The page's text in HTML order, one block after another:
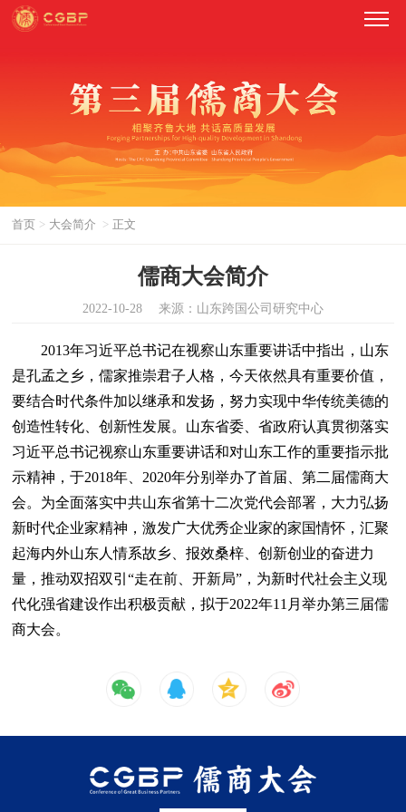
首页 > 大会简介 > 正文
儒商大会简介
2022-10-28 来源：山东跨国公司研究中心
2013年习近平总书记在视察山东重要讲话中指出，山东
是孔孟之乡，儒家推崇君子人格，今天依然具有重要价值，
要结合时代条件加以继承和发扬，努力实现中华传统美德的
创造性转化、创新性发展。山东省委、省政府认真贯彻落实
习近平总书记视察山东重要讲话和对山东工作的重要指示批
示精神，于2018年、2020年分别举办了首届、第二届儒商大
会。为全面落实中共山东省第十二次党代会部署，大力弘扬
新时代企业家精神，激发广大优秀企业家的家国情怀，汇聚
起海内外山东人情系故乡、报效桑梓、创新创业的奋进力
量，推动双招双引“走在前、开新局”，为新时代社会主义现
代化强省建设作出积极贡献，拟于2022年11月举办第三届儒
商大会。